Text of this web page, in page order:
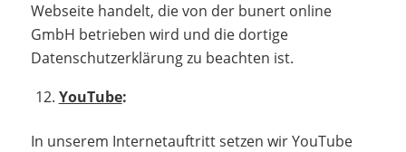
Webseite handelt, die von der bunert online
GmbH betrieben wird und die dortige
Datenschutzerklärung zu beachten ist.
YouTube:
In unserem Internetauftritt setzen wir YouTube